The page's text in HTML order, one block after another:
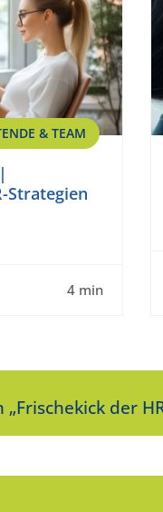
& TEAM
Strategien
4 min
der